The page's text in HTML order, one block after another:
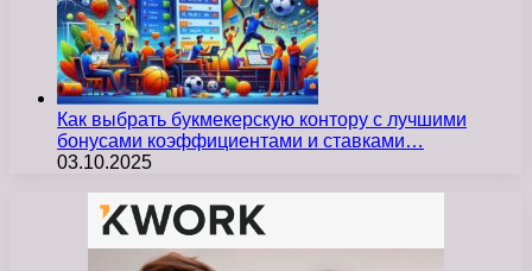
Как выбрать букмекерскую контору с лучшими
бонусами коэффициентами и ставками…
03.10.2025